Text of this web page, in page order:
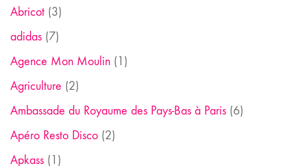
Abricot (3)
adidas (7)
Agence Mon Moulin (1)
Agriculture (2)
Ambassade du Royaume des Pays-Bas à Paris (6)
Apéro Resto Disco (2)
Apkass (1)